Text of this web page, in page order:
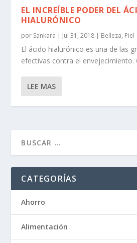
EL INCREÍBLE PODER DEL
HIALURÓNICO
por Sankara | Jul 31, 2018 | Belleza, Piel
El ácido hialurónico es una de las
efectivas contra el envejecimiento.
LEE MAS
CATEGORÍAS
Ahorro
Alimentación